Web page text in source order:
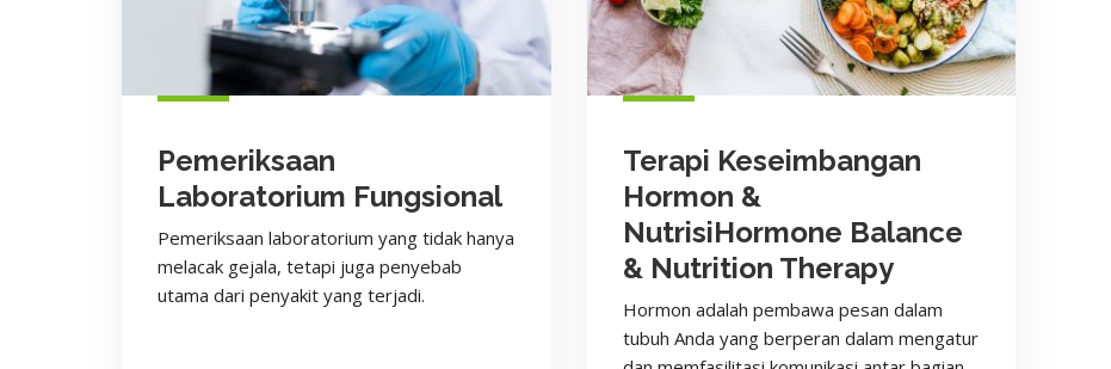
Pemeriksaan
Laboratorium Fungsional
Pemeriksaan laboratorium yang tidak hanya
melacak gejala, tetapi juga penyebab
utama dari penyakit yang terjadi.
Terapi Keseimbangan
Hormon &
NutrisiHormone Balance
& Nutrition Therapy
Hormon adalah pembawa pesan dalam
tubuh Anda yang berperan dalam mengatur